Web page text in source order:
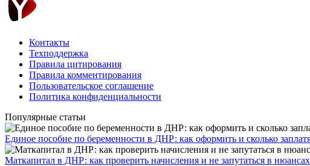
Контакты
Техподдержка
Правила цитирования
Правила комментирования
Пользовательское соглашение
Политика конфиденциальности
Популярные статьи
Единое пособие по беременности в ДНР: как оформить и сколько
​Маткапитал в ДНР: как проверить начисления и не запутаться в нюансах